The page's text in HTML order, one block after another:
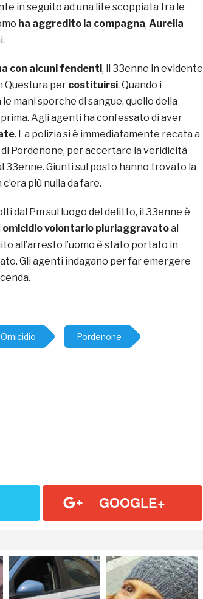
in seguito ad una lite scoppiata tra le
ha aggredito la compagna, Aurelia
con alcuni fendenti, il 33enne in evidente
Questura per costituirsi. Quando i
mani sporche di sangue, quello della
Agli agenti ha confessato di aver
. La polizia si è immediatamente recata a
Pordenone, per accertare la veridicità
33enne. Giunti sul posto hanno trovato la
più nulla da fare.
dal Pm sul luogo del delitto, il 33enne è
omicidio volontario pluriaggravatoai
all’arresto l’uomo è stato portato in
Gli agenti indagano per far emergere
Omicidio Pordenone
GOOGLE+